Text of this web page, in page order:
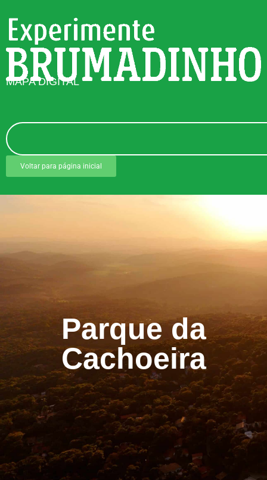
MAPA DIGITAL
Voltar para página inicial
Parque da
Cachoeira